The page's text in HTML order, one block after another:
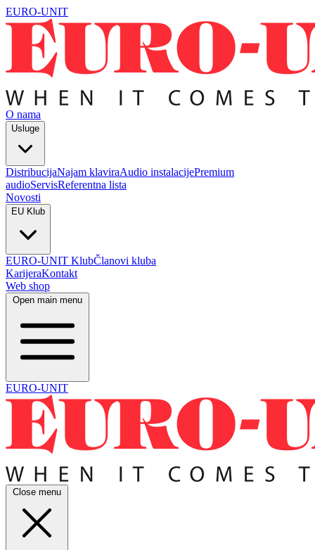
EURO-UNIT
O nama
Usluge
DistribucijaNajam klaviraAudio instalacijePremium
audioServisReferentna lista
Novosti
EU Klub
EURO-UNIT KlubČlanovi kluba
KarijeraKontakt
Web shop
Open main menu
EURO-UNIT
Close menu